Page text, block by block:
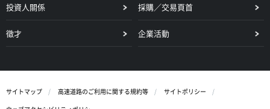
投資人關係 採購／交易頁首
徵才 企業活動
サイトマップ 高速道路のご利用に関する規約等
サイトポリシー